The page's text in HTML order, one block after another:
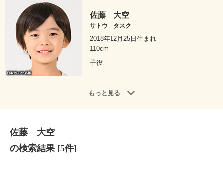
佐藤 大空
サトウ タスク
2018年12月25日生まれ
110cm
子役
もっと見る
佐藤 大空
の検索結果[5件]